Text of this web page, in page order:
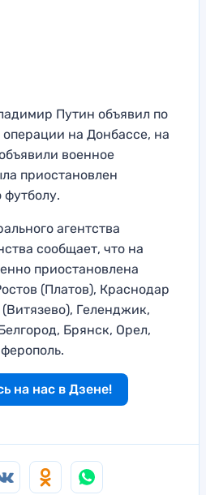
Путин объявил по
на Донбассе, на
военное
приостановлен
агентства
сообщает, что на
приостановлена
(Платов), Краснодар
Геленджик,
Брянск, Орел,
на нас в Дзене!